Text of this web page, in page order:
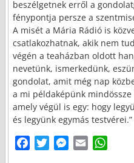
beszélgetnek erről a
fénypontja persze a
A misét a Mária Rádió is
csatlakozhatnak, akik nem
végén a teaházban oldott
nevetünk, ismerkedünk,
gondolat, amit még nap
a mi példaképünk
amely végül is egy: hogy
és legyünk egymás testvérei.”
M